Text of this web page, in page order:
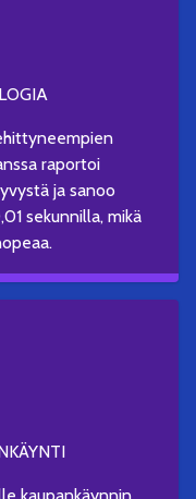
raportoi
ja sanoo
sekunnilla, mikä